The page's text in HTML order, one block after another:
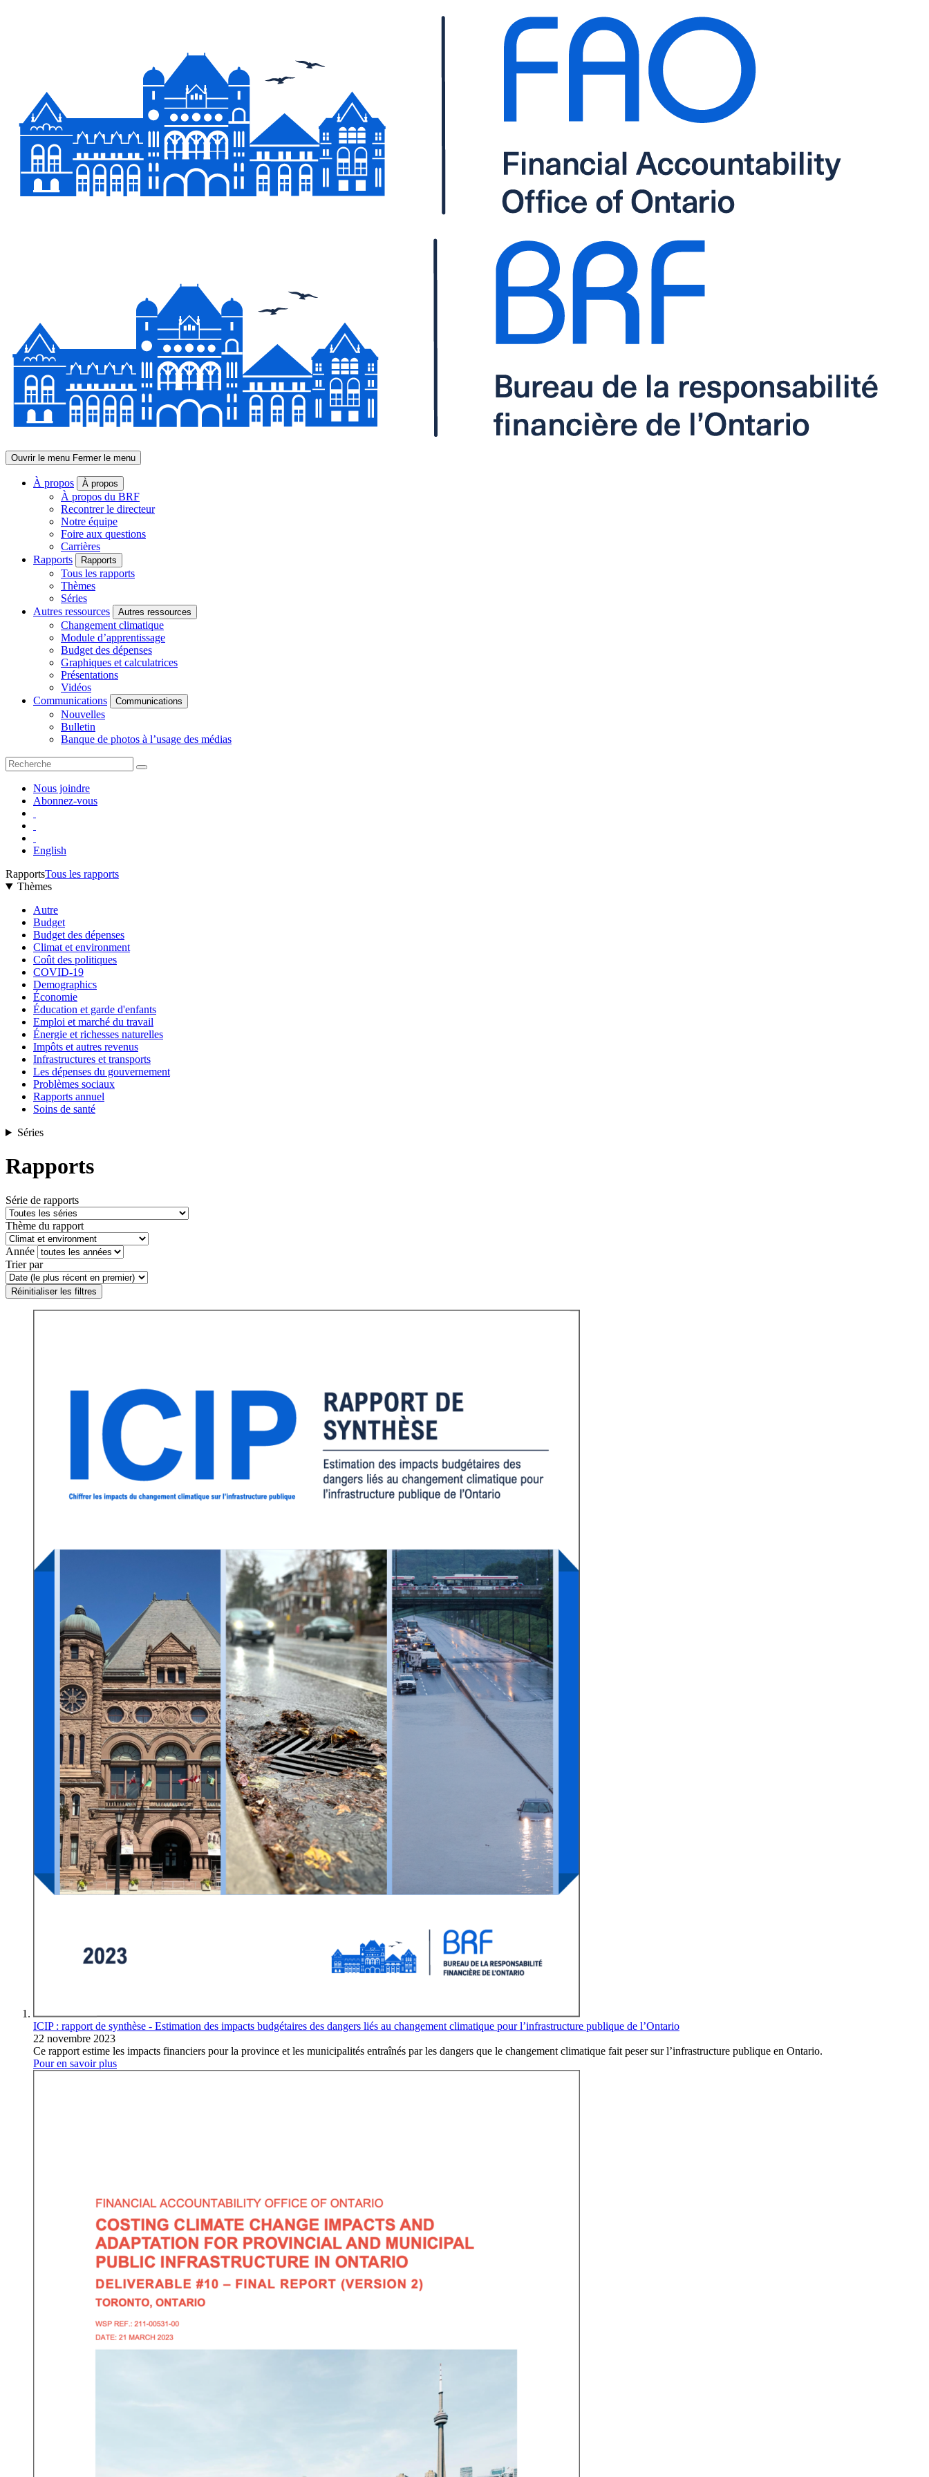
Ouvrir le menu Fermer le menu
À propos À propos
À propos du BRF
Recontrer le directeur
Notre équipe
Foire aux questions
Carrières
Rapports
Rapports
Tous les rapports
Thèmes
Séries
Autres ressources
Autres ressources
Changement climatique
Module d’apprentissage
Budget des dépenses
Graphiques et calculatrices
Présentations
Vidéos
Communications
Communications
Nouvelles
Bulletin
Banque de photos à l’usage des médias
Nous joindre
Abonnez-vous
English
RapportsTous les rapports
Thèmes
Autre
Budget
Budget des dépenses
Climat et environment
Coût des politiques
COVID-19
Demographics
Économie
Éducation et garde d'enfants
Emploi et marché du travail
Énergie et richesses naturelles
Impôts et autres revenus
Infrastructures et transports
Les dépenses du gouvernement
Problèmes sociaux
Rapports annuel
Soins de santé
Séries
Rapports
Série de rapports
Thème du rapport
Année
Trier par
Réinitialiser les filtres
ICIP : rapport de synthèse - Estimation des impacts budgétaires des dangers liés au changement climatique pour l’infrastructure publique de l’Ontario
22 novembre 2023
Ce rapport estime les impacts financiers pour la province et les municipalités entraînés par les dangers que le changement climatique fait peser sur l’infrastructure publique en Ontario.
Pour en savoir plus